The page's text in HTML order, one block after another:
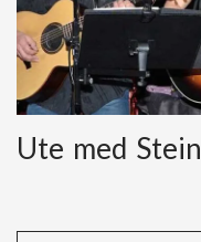
Ute med